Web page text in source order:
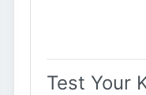
Test Your